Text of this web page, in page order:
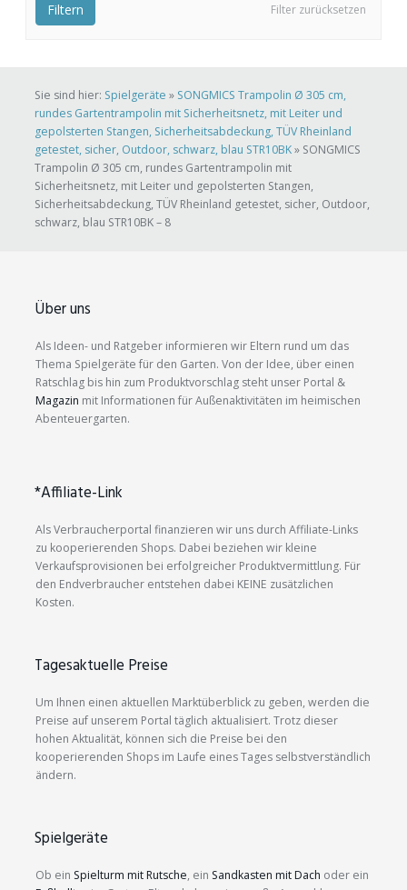
Filter zurücksetzen
Filtern
Sie sind hier: Spielgeräte » SONGMICS Trampolin Ø 305 cm,
rundes Gartentrampolin mit Sicherheitsnetz, mit Leiter und
gepolsterten Stangen, Sicherheitsabdeckung, TÜV Rheinland
getestet, sicher, Outdoor, schwarz, blau STR10BK» SONGMICS
Trampolin Ø 305 cm, rundes Gartentrampolin mit
Sicherheitsnetz, mit Leiter und gepolsterten Stangen,
Sicherheitsabdeckung, TÜV Rheinland getestet, sicher, Outdoor,
schwarz, blau STR10BK – 8
Über uns
Als Ideen- und Ratgeber informieren wir Eltern rund um das
Thema Spielgeräte für den Garten. Von der Idee, über einen
Ratschlag bis hin zum Produktvorschlag steht unser Portal &
Magazin mit Informationen für Außenaktivitäten im heimischen
Abenteuergarten.
*Affiliate-Link
Als Verbraucherportal finanzieren wir uns durch Affiliate-Links
zu kooperierenden Shops. Dabei beziehen wir kleine
Verkaufsprovisionen bei erfolgreicher Produktvermittlung. Für
den Endverbraucher entstehen dabei KEINE zusätzlichen
Kosten.
Tagesaktuelle Preise
Um Ihnen einen aktuellen Marktüberblick zu geben, werden die
Preise auf unserem Portal täglich aktualisiert. Trotz dieser
hohen Aktualität, können sich die Preise bei den
kooperierenden Shops im Laufe eines Tages selbstverständlich
ändern.
Spielgeräte
Ob ein Spielturm mit Rutsche, ein Sandkasten mit Dach oder ein